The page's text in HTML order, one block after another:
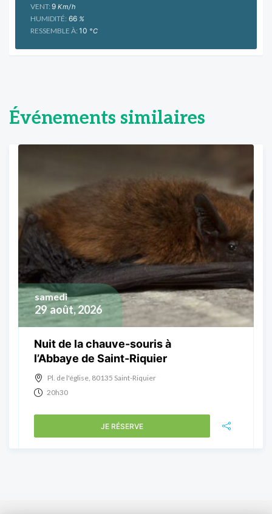
VENT: 9 Km/h
HUMIDITÉ: 66 %
RESSEMBLE À: 10 °C
Événements similaires
29 août, 2026
samedi
Nuit de la chauve-souris à
l’Abbaye de Saint-Riquier
Pl. de l'église, 80135 Saint-Riquier
20h30
JE RÉSERVE